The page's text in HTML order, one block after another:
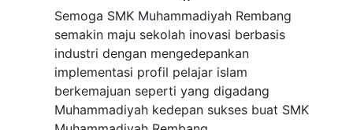
Semoga SMK Muhammadiyah Rembang
semakin maju sekolah inovasi berbasis
industri dengan mengedepankan
implementasi profil pelajar islam
berkemajuan seperti yang digadang
Muhammadiyah kedepan sukses buat SMK